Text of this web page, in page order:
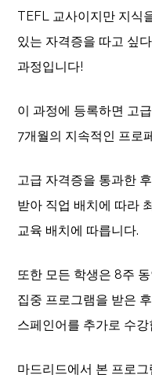
TEFL 교사이지만 지식
있는 자격증을 따고 싶
과정입니다!
이 과정에 등록하면 고
7개월의 지속적인 프로
고급 자격증을 통과한
받아 직업 배치에 따라
교육 배치에 따릅니다.
또한 모든 학생은 8주
집중 프로그램을 받은
스페인어를 추가로 수강
마드리드에서 본 프로